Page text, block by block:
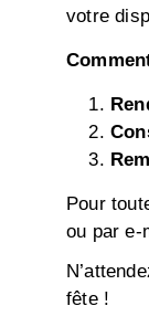
votre
Pour
ou par e-
fête !